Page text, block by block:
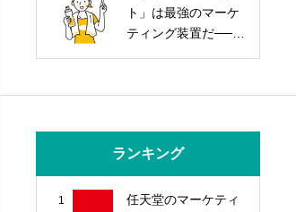
ト」は最強のマーケ
ティング装置だ──走
ランキング
1
任天堂のマーケティ